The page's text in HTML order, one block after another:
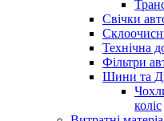
Свічки
Технічна
Фільтри
Шини та
коліс